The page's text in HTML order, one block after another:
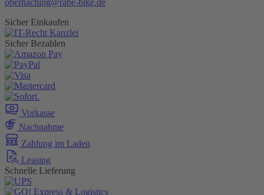
oberhaching@rabe-bike.de
Sicher Einkaufen
Sicher Bezahlen
Vorkasse
Nachnahme
Zahlung im Laden
Leasing
Schnelle Lieferung